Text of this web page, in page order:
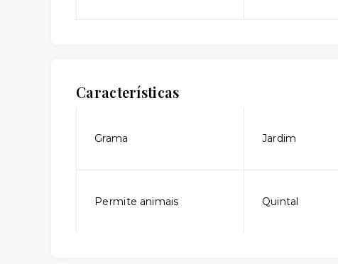
Características
Grama Jardim
Permite animais Quintal